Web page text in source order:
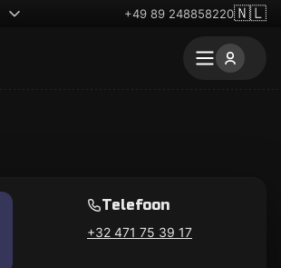
+49 89 248858220🇳🇱
Telefoon
+32 471 75 39 17